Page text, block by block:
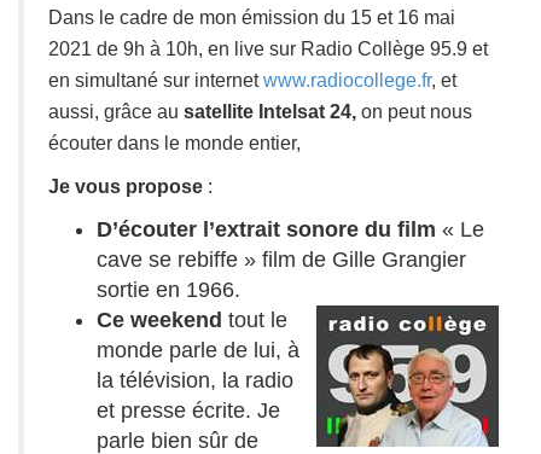
Dans le cadre de mon émission du 15 et 16 mai
2021 de 9h à 10h, en live sur Radio Collège 95.9 et
en simultané sur internetwww.radiocollege.fr, et
aussi, grâce au satellite Intelsat 24, on peut nous
écouter dans le monde entier,
Je vous propose :
D’écouter l’extrait sonore du film « Le
cave se rebiffe » film de Gille Grangier
sortie en 1966.
Ce weekend tout le
monde parle de lui, à
la télévision, la radio
et presse écrite. Je
parle bien sûr de